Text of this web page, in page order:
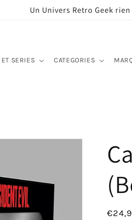
Un Univers Retro Geek
SERIES CATEGORIES
Prix